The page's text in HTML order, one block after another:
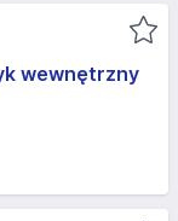
wewnętrzny